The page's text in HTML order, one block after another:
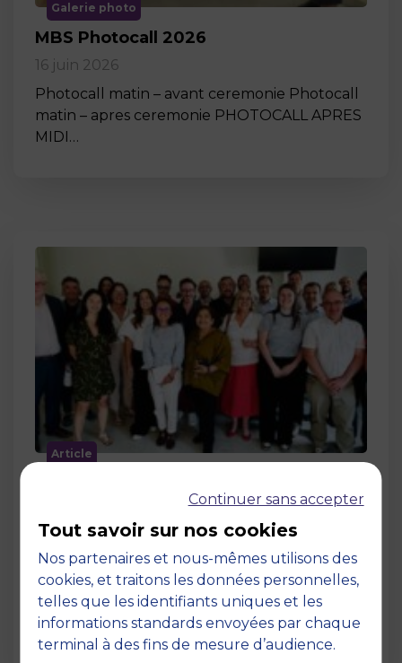
Galerie photo
MBS Photocall 2026
16 juin 2026
Photocall matin – avant ceremonie Photocall
matin – apres ceremonie PHOTOCALL APRES
MIDI…
Article
de l’Économie Numérique 2026 : un
engagement au service de
l’innovation en occitanie
12 juin 2026
La semaine dernière, le campus de MBS
School of Business a ouvert ses portes aux
jurys des Trophées …
Continuer sans accepter
Tout savoir sur nos cookies
Nos partenaires et nous-mêmes utilisons des
cookies, et traitons les données personnelles,
telles que les identifiants uniques et les
informations standards envoyées par chaque
terminal à des fins de mesure d’audience.